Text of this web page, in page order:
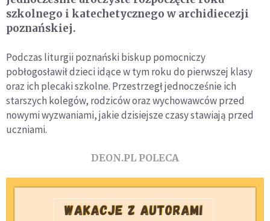
szkolnego i katechetycznego w archidiecezji
poznańskiej.
Podczas liturgii poznański biskup pomocniczy
pobłogosławił dzieci idące w tym roku do pierwszej klasy
oraz ich plecaki szkolne. Przestrzegł jednocześnie ich
starszych kolegów, rodziców oraz wychowawców przed
nowymi wyzwaniami, jakie dzisiejsze czasy stawiają przed
uczniami.
DEON.PL POLECA